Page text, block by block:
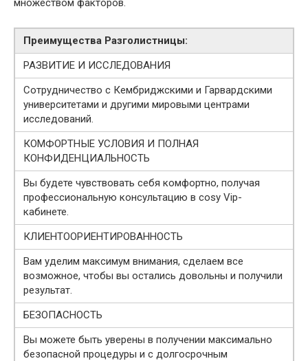
Преимущества Разголистницы:
РАЗВИТИЕ И ИССЛЕДОВАНИЯ
Сотрудничество с Кембриджскими и Гарвардскими
университетами и другими мировыми центрами
исследований.
КОМФОРТНЫЕ УСЛОВИЯ И ПОЛНАЯ
КОНФИДЕНЦИАЛЬНОСТЬ
Вы будете чувствовать себя комфортно, получая
профессиональную консультацию в cosy Vip-
кабинете.
КЛИЕНТООРИЕНТИРОВАННОСТЬ
Вам уделим максимум внимания, сделаем все
возможное, чтобы вы остались довольны и получили
результат.
БЕЗОПАСНОСТЬ
Вы можете быть уверены в получении максимально
безопасной процедуры и с долгосрочным